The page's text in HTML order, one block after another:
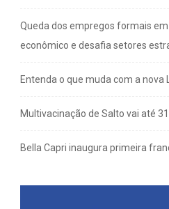
Queda dos empregos formais
econômico e desafia setores
Entenda o que muda com a nova
Multivacinação de Salto vai até
Bella Capri inaugura primeira